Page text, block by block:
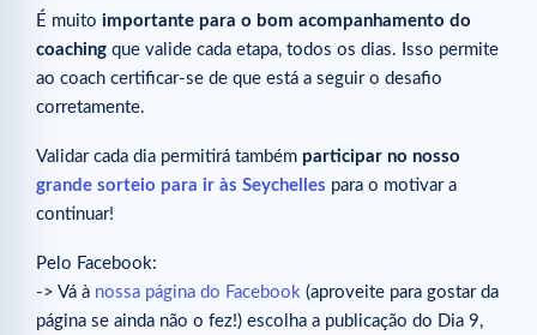
É muito importante para o bom acompanhamento do
coaching que valide cada etapa, todos os dias. Isso permite
ao coach certificar-se de que está a seguir o desafio
corretamente.
Validar cada dia permitirá também participar no nosso
grande sorteio para ir às Seychelles para o motivar a
continuar!
Pelo Facebook:
-> Vá à nossa página do Facebook (aproveite para gostar da
página se ainda não o fez!) escolha a publicação do Dia 9,